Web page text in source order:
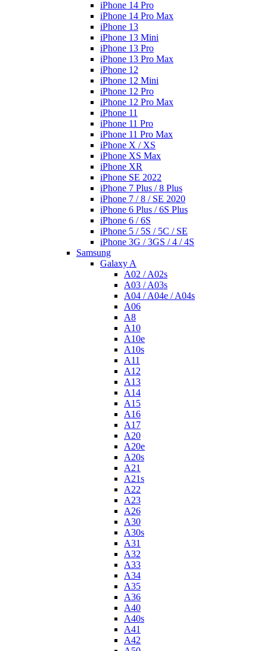
iPhone 14 Pro
iPhone 14 Pro Max
iPhone 13
iPhone 13 Mini
iPhone 13 Pro
iPhone 13 Pro Max
iPhone 12
iPhone 12 Mini
iPhone 12 Pro
iPhone 12 Pro Max
iPhone 11
iPhone 11 Pro
iPhone 11 Pro Max
iPhone X / XS
iPhone XS Max
iPhone XR
iPhone SE 2022
iPhone 7 Plus / 8 Plus
iPhone 7 / 8 / SE 2020
iPhone 6 Plus / 6S Plus
iPhone 6 / 6S
iPhone 5 / 5S / 5C / SE
iPhone 3G / 3GS / 4 / 4S
Samsung
Galaxy A
A02 / A02s
A03 / A03s
A04 / A04e / A04s
A06
A8
A10
A10e
A10s
A11
A12
A13
A14
A15
A16
A17
A20
A20e
A20s
A21
A21s
A22
A23
A26
A30
A30s
A31
A32
A33
A34
A35
A36
A40
A40s
A41
A42